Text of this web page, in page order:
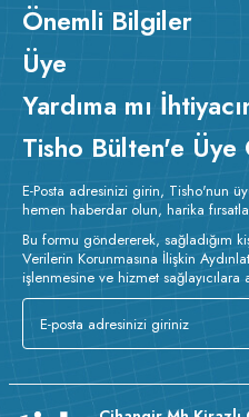
Önemli Bilgiler
Üye
Yardıma mı
Tisho Bülten'e Üye
E-Posta adresinizi girin, Tisho'nun
hemen haberdar olun, harika
Bu formu göndererek, sağladığım
Verilerin Korunmasına İlişkin
işlenmesine ve hizmet sağlayıcılara